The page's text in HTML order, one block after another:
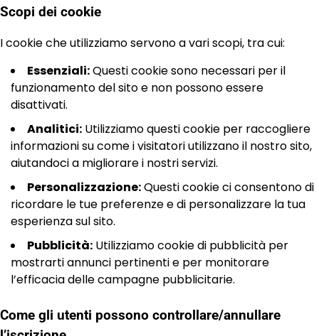
Scopi dei cookie
I cookie che utilizziamo servono a vari scopi, tra cui:
Essenziali:Questi cookie sono necessari per il
funzionamento del sito e non possono essere
disattivati.
Analitici: Utilizziamo questi cookie per raccogliere
informazioni su come i visitatori utilizzano il nostro sito,
aiutandoci a migliorare i nostri servizi.
Personalizzazione:Questi cookie ci consentono di
ricordare le tue preferenze e di personalizzare la tua
esperienza sul sito.
Pubblicità: Utilizziamo cookie di pubblicità per
mostrarti annunci pertinenti e per monitorare
l’efficacia delle campagne pubblicitarie.
Come gli utenti possono controllare/annullare